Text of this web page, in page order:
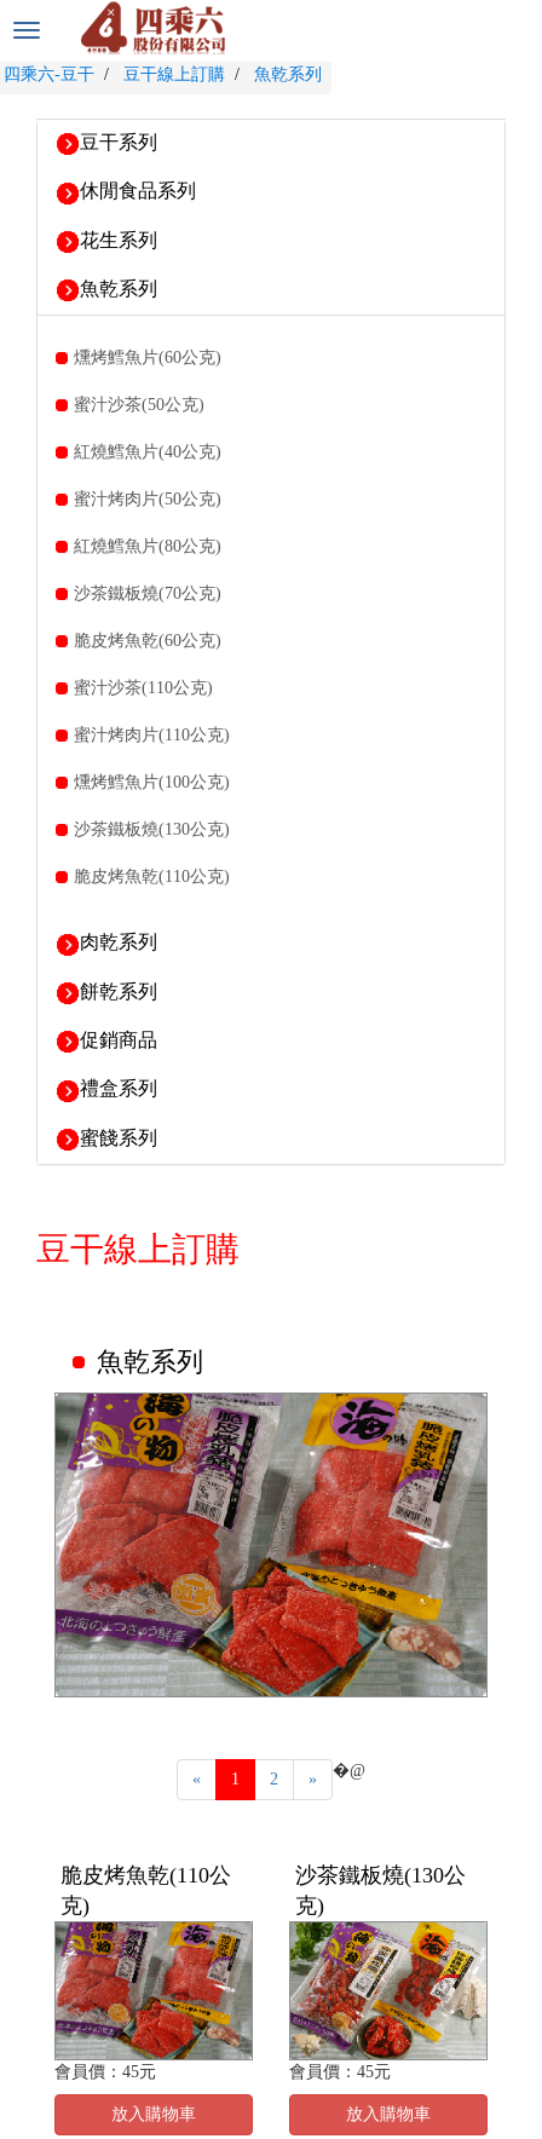
選
切
四乘六-豆干 豆干線上訂購 魚乾系列
豆干系列
休閒食品系列
花生系列
魚乾系列
燻烤鱈魚片(60公克)
蜜汁沙茶(50公克)
紅燒鱈魚片(40公克)
蜜汁烤肉片(50公克)
紅燒鱈魚片(80公克)
沙茶鐵板燒(70公克)
脆皮烤魚乾(60公克)
蜜汁沙茶(110公克)
蜜汁烤肉片(110公克)
燻烤鱈魚片(100公克)
沙茶鐵板燒(130公克)
脆皮烤魚乾(110公克)
肉乾系列
餅乾系列
促銷商品
禮盒系列
蜜餞系列
豆干線上訂購
魚乾系列
« 1 2 » �@
脆皮烤魚乾(110公
克)
會員價：45元
放入購物車
沙茶鐵板燒(130公
克)
會員價：45元
放入購物車